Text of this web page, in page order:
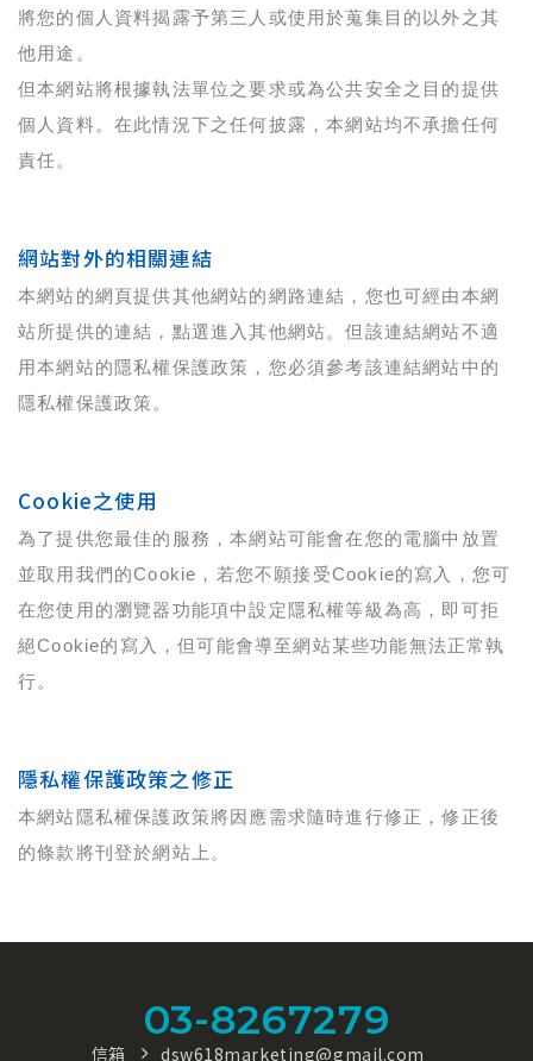
將您的個人資料揭露予第三人或使用於蒐集目的以外之其
他用途。
但本網站將根據執法單位之要求或為公共安全之目的提供
個人資料。在此情況下之任何披露，本網站均不承擔任何
責任。
網站對外的相關連結
本網站的網頁提供其他網站的網路連結，您也可經由本網
站所提供的連結，點選進入其他網站。但該連結網站不適
用本網站的隱私權保護政策，您必須參考該連結網站中的
隱私權保護政策。
Cookie之使用
為了提供您最佳的服務，本網站可能會在您的電腦中放置
並取用我們的Cookie，若您不願接受Cookie的寫入，您可
在您使用的瀏覽器功能項中設定隱私權等級為高，即可拒
絕Cookie的寫入，但可能會導至網站某些功能無法正常執
行。
隱私權保護政策之修正
本網站隱私權保護政策將因應需求隨時進行修正，修正後
的條款將刊登於網站上。
03-8267279
信箱 dsw618marketing@gmail.com